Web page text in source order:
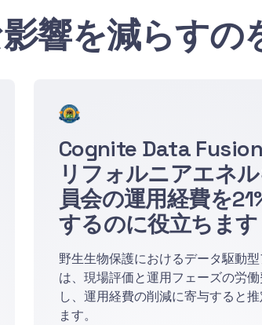
響を減らす
Cognite Data
リフォルニアエネ
員会の運用経費を
するのに役立ちます
野生生物保護におけるデータ駆動
は、現場評価と運用フェーズの労
し、運用経費の削減に寄与すると
ます。